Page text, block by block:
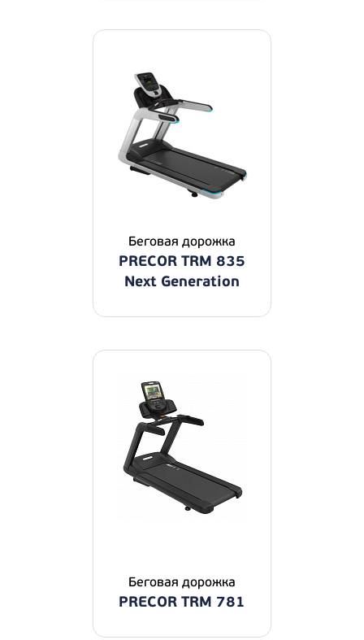
Беговая дорожка
PRECOR TRM 835
Next Generation
Беговая дорожка
PRECOR TRM 781